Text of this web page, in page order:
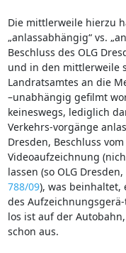
Die mittlerweile hierzu
„anlassabhängig“ vs.
Beschluss des OLG
und in den mittlerweile
Landratsamtes an die
–unabhängig gefilmt
keineswegs, lediglich
Verkehrs-vorgänge
Dresden, Beschluss
Videoaufzeichnung
lassen (so OLG
788/09), was beinhaltet,
des
los ist auf der
schon aus.